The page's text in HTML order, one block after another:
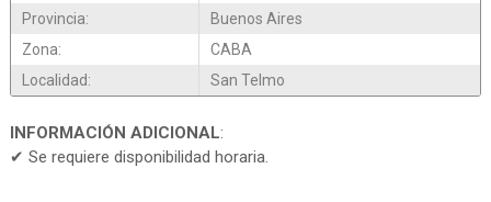
Provincia:
Buenos Aires
Zona:
CABA
Localidad:
San Telmo
INFORMACIÓN ADICIONAL:
✔ Se requiere disponibilidad horaria.